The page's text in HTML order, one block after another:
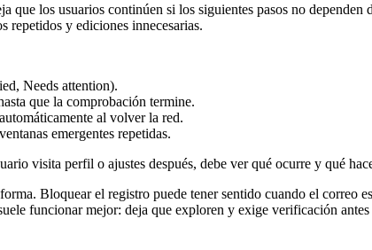
los usuarios continúen si los siguientes pasos no
repetidos y ediciones innecesarias.
Needs attention).
que la comprobación termine.
al volver la red.
emergentes repetidas.
visita perfil o ajustes después, debe ver qué ocurre y qué
Bloquear el registro puede tener sentido cuando el correo
funcionar mejor: deja que exploren y exige verificación